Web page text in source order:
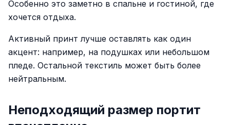
Особенно это заметно в спальне и гостиной, где
хочется отдыха.
Активный принт лучше оставлять как один
акцент: например, на подушках или небольшом
пледе. Остальной текстиль может быть более
нейтральным.
Неподходящий размер портит